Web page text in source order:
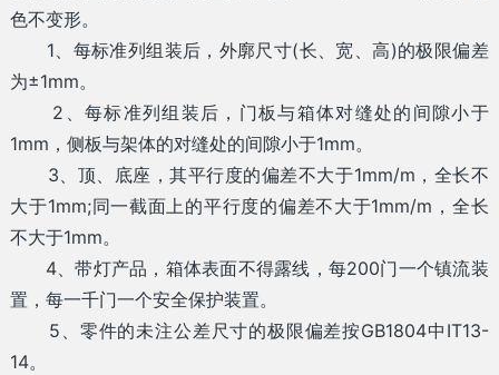
色不变形。
1、每标准列组装后，外廓尺寸(长、宽、高)的极限偏差
为±1mm。
2、每标准列组装后，门板与箱体对缝处的间隙小于
1mm，侧板与架体的对缝处的间隙小于1mm。
3、顶、底座，其平行度的偏差不大于1mm/m，全长不
大于1mm;同一截面上的平行度的偏差不大于1mm/m，全长
不大于1mm。
4、带灯产品，箱体表面不得露线，每200门一个镇流装
置，每一千门一个安全保护装置。
5、零件的未注公差尺寸的极限偏差按GB1804中IT13-
14。